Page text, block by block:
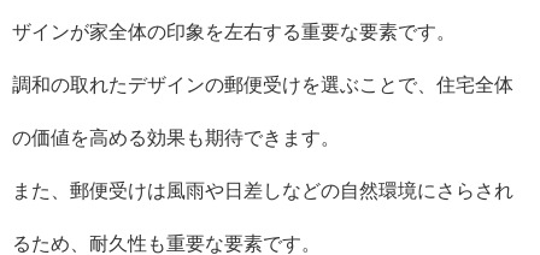
ザインが家全体の印象を左右する重要な要素です。
調和の取れたデザインの郵便受けを選ぶことで、住宅全体
の価値を高める効果も期待できます。
また、郵便受けは風雨や日差しなどの自然環境にさらされ
るため、耐久性も重要な要素です。